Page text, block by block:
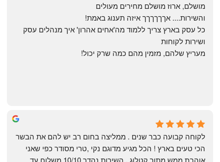
Shahaf Bendarker
6 months ago
מושלם, ארוז מושלם מחירים מעולים
והשירות.... אךךךךךך איזה תענוג באמת!
ושירות לקוחות
מעריץ שלהם, מזמין מהם כמה שרק יכול!